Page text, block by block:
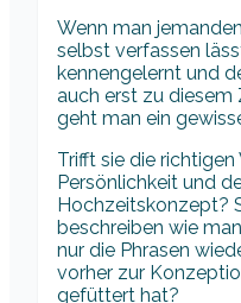
Wenn man
selbst verfassen
kennengelernt und
auch erst zu diesem
geht man ein
Trifft sie die
Persönlichkeit und
Hochzeitskonzept?
beschreiben wie
nur die Phrasen
vorher zur
gefüttert hat?